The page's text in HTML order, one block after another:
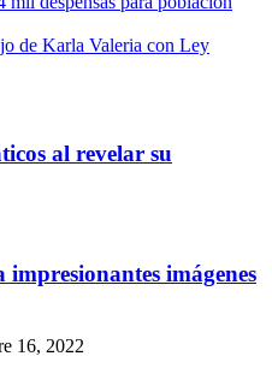
de Karla Valeria con Ley
al revelar su
imágenes
16, 2022